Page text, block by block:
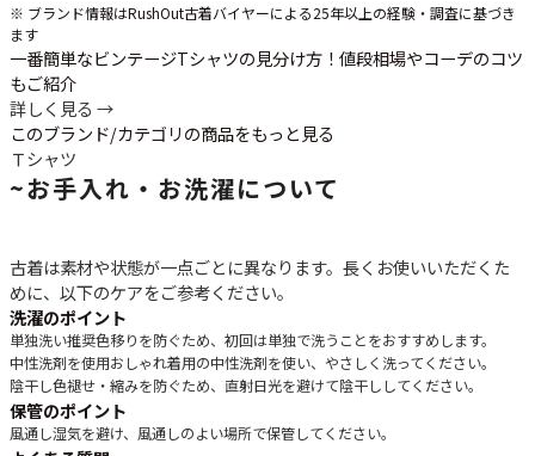
※ ブランド情報はRushOut古着バイヤーによる25年以上の経験・調査に基づき
ます
一番簡単なビンテージTシャツの見分け方！値段相場やコーデのコツ
もご紹介
詳しく見る →
このブランド/カテゴリの商品をもっと見る
Ｔシャツ
~お手入れ・お洗濯について
古着は素材や状態が一点ごとに異なります。長くお使いいただくた
めに、以下のケアをご参考ください。
洗濯のポイント
単独洗い推奨色移りを防ぐため、初回は単独で洗うことをおすすめします。
中性洗剤を使用おしゃれ着用の中性洗剤を使い、やさしく洗ってください。
陰干し色褪せ・縮みを防ぐため、直射日光を避けて陰干ししてください。
保管のポイント
風通し湿気を避け、風通しのよい場所で保管してください。